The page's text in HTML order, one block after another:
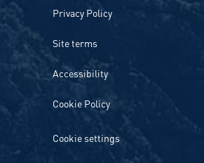
Privacy Policy
Site terms
Accessibility
Cookie Policy
Cookie settings